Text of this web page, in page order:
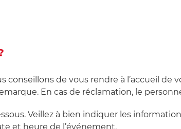
de vous rendre à l’accueil de
En cas de réclamation, le
Veillez à bien indiquer les
et heure de l’événement.